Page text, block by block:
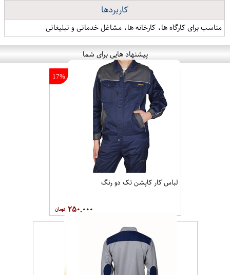
کاربردها
مناسب برای کارگاه ها، کارخانه ها، مشاغل خدماتی و تبلیغاتی
پیشنهاد هایی برای شما
17%
لباس کار کاپشن تک دو رنگ
۲۵۰,۰۰۰